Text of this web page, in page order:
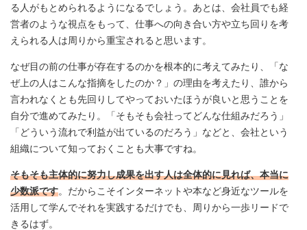
る人がもとめられるようになるでしょう。あとは、会社員でも経
営者のような視点をもって、仕事への向き合い方や立ち回りを考
えられる人は周りから重宝されると思います。
なぜ目の前の仕事が存在するのかを根本的に考えてみたり、「な
ぜ上の人はこんな指摘をしたのか？」の理由を考えたり、誰から
言われなくとも先回りしてやっておいたほうが良いと思うことを
自分で進めてみたり。「そもそも会社ってどんな仕組みだろう」
「どういう流れで利益が出ているのだろう」などと、会社という
組織について知っておくことも大事ですね。
そもそも主体的に努力し成果を出す人は全体的に見れば、本当に
少数派です。だからこそインターネットや本など身近なツールを
活用して学んでそれを実践するだけでも、周りから一歩リードで
きるはず。